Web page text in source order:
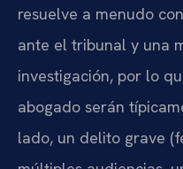
resuelve a menudo
ante el tribunal y una
investigación, por lo
abogado serán
lado, un delito grave